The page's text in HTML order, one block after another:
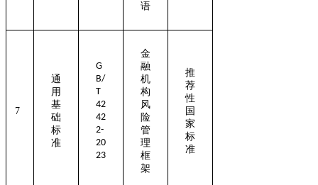
语
7
通
用
基
础
标
准
G
B/
T
42
42
2-
20
23
金
融
机
构
风
险
管
理
框
架
推
荐
性
国
家
标
准